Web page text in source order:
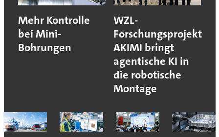
Mehr Kontrolle
bei Mini-
Bohrungen
WZL-
Forschungsprojekt
AKIMI bringt
agentische KI in
die robotische
Montage